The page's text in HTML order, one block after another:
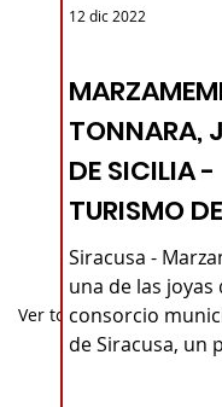
Ver todo
TONNARA,
DE SICILIA -
TURISMO
RAÍCES
Siracusa -
una de las joyas
consorcio
de Siracusa, un
12 dic 2022